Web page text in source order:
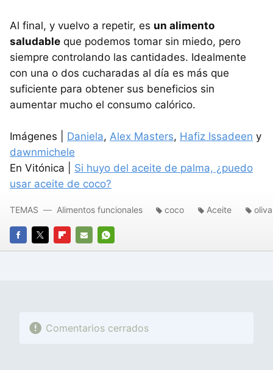
Al final, y vuelvo a repetir, es un alimento
saludable que podemos tomar sin miedo, pero
siempre controlando las cantidades. Idealmente
con una o dos cucharadas al día es más que
suficiente para obtener sus beneficios sin
aumentar mucho el consumo calórico.
Imágenes | Daniela, Alex Masters, Hafiz Issadeen y
dawnmichele
En Vitónica | Si huyo del aceite de palma, ¿puedo
usar aceite de coco?
FACEBOOK
TWITTERFLIPBOARD
E-
WHATSAPP
TEMAS Alimentos funcionales coco Aceite oliva
Comentarios cerrados